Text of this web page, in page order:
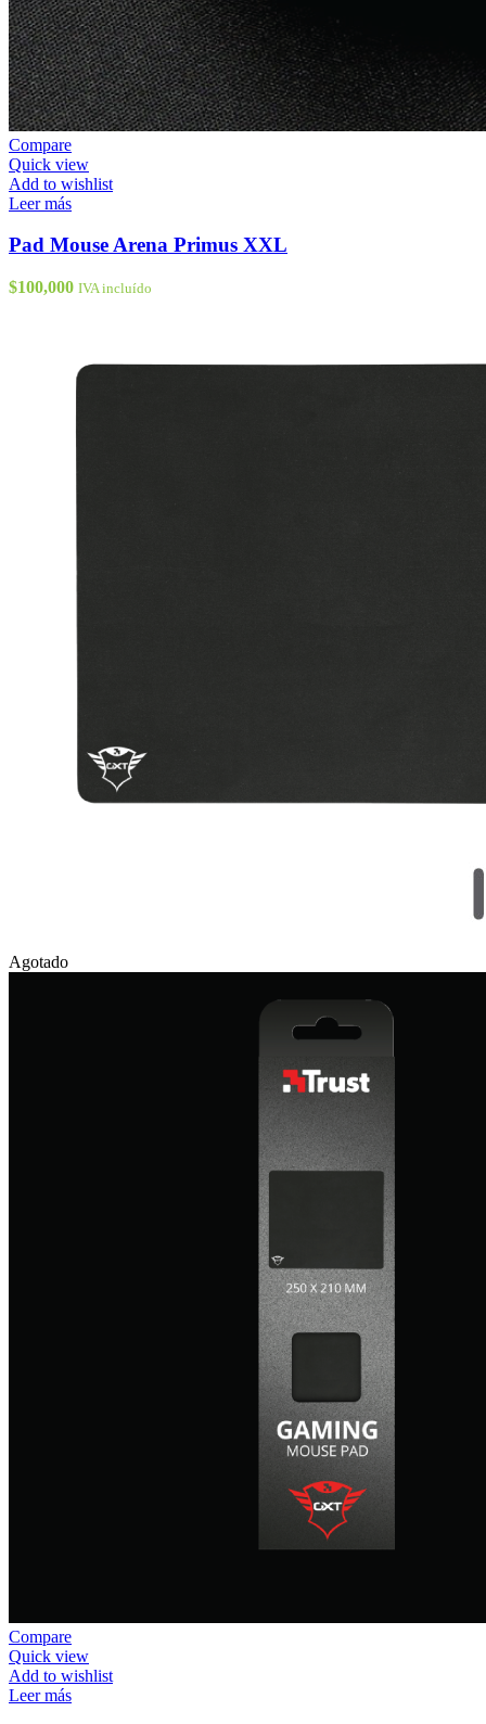
Compare
Quick view
Add to wishlist
Leer más
Pad Mouse Arena Primus XXL
$100,000 IVA incluído
Agotado
Compare
Quick view
Add to wishlist
Leer más